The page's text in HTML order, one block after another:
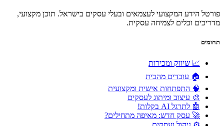
פורטל הידע המקצועי לעצמאים ובעלי עסקים בישראל. תוכן מקצועי,
מדריכים וכלים לצמיחה עסקית.
תחומים
📈 שיווק ומכירות
🏠 עובדים מהבית
🧠 התפתחות אישית ומקצועית
🎨 עיצוב ומיתוג לעסקים
🤖 לתרגל AI בקלות!
🚀 עסק חדש: מאיפה מתחילים?